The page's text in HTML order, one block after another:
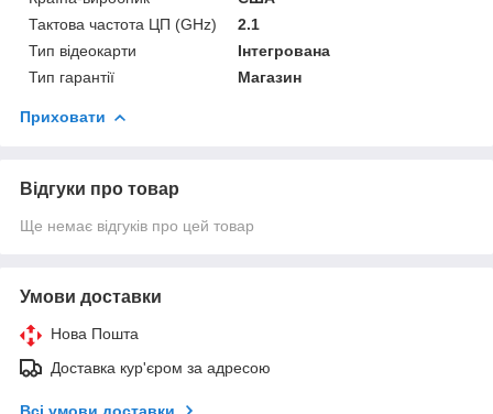
Тактова частота ЦП (GHz)
2.1
Тип відеокарти
Інтегрована
Тип гарантії
Магазин
Приховати
Відгуки про товар
Ще немає відгуків про цей товар
Умови доставки
Нова Пошта
Доставка кур'єром за адресою
Всі умови доставки